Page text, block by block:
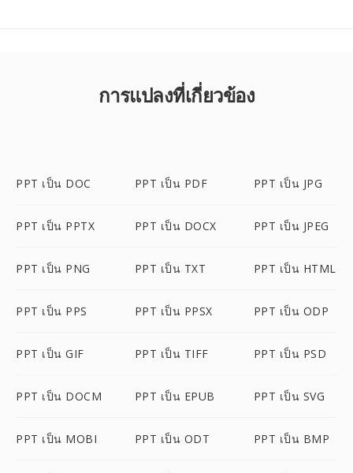
การแปลงที่เกี่ยวข้อง
PPT เป็น DOC PPT เป็น PDF PPT เป็น JPG
PPT เป็น PPTX PPT เป็น DOCX PPT เป็น JPEG
PPT เป็น PNG PPT เป็น TXT PPT เป็น HTML
PPT เป็น PPS PPT เป็น PPSX PPT เป็น ODP
PPT เป็น GIF PPT เป็น TIFF PPT เป็น PSD
PPT เป็น DOCM PPT เป็น EPUB PPT เป็น SVG
PPT เป็น MOBI PPT เป็น ODT PPT เป็น BMP